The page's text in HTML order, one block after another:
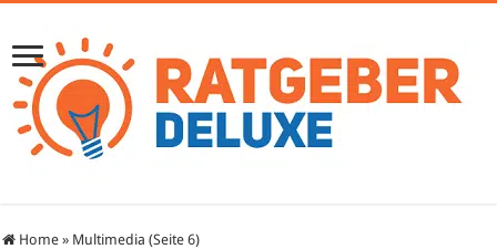
Home » Multimedia (Seite 6)